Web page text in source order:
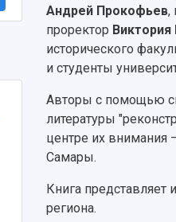
Андрей Прокофьев,
проректор Виктория
исторического
и студенты
Авторы с помощью
литературы
центре их внимания
Самары.
Книга представляет
региона.